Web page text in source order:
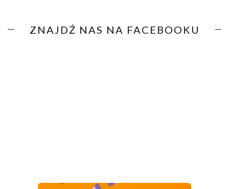
ZNAJDŹ NAS NA FACEBOOKU